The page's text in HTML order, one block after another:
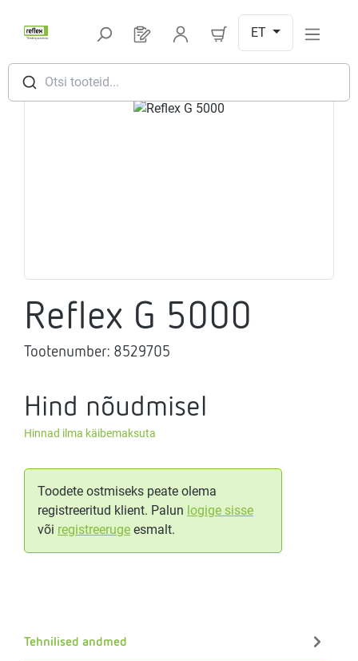
Otsi tooteid...
Sul on 0 toodet soovinimekirjas
ET
Jäta pildigalerii vahele
Reflex G 5000
Tootenumber: 8529705
Hind nõudmisel
Hinnad ilma käibemaksuta
Toodete ostmiseks peate olema
registreeritud klient. Palun logige sisse
või registreeruge esmalt.
Tehnilised andmed